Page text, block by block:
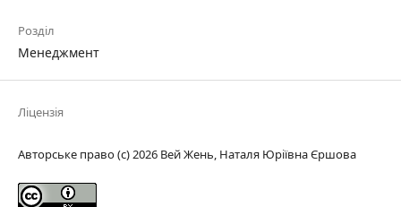
Розділ
Менеджмент
Ліцензія
Авторське право (c) 2026 Вей Жень, Наталя Юріївна Єршова